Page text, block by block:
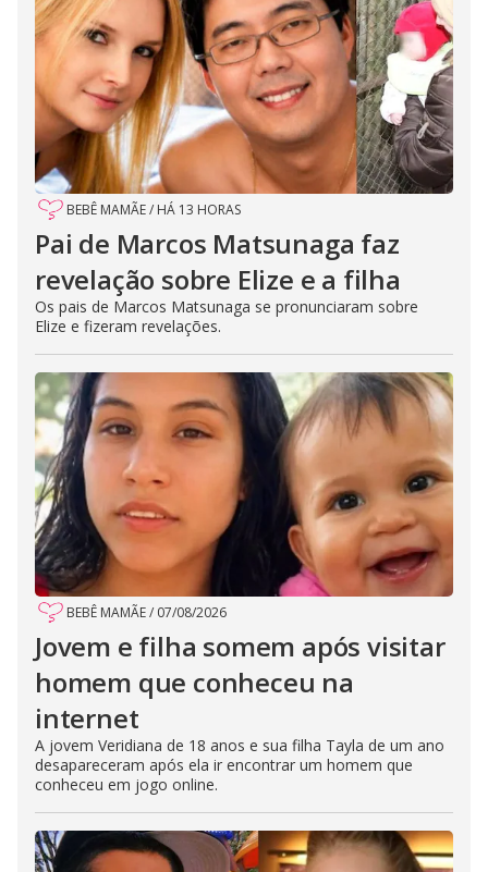
BEBÊ MAMÃE/ HÁ 13 HORAS
Pai de Marcos Matsunaga faz
revelação sobre Elize e a filha
Os pais de Marcos Matsunaga se pronunciaram sobre
Elize e fizeram revelações.
BEBÊ MAMÃE/ 07/08/2026
Jovem e filha somem após visitar
homem que conheceu na
internet
A jovem Veridiana de 18 anos e sua filha Tayla de um ano
desapareceram após ela ir encontrar um homem que
conheceu em jogo online.